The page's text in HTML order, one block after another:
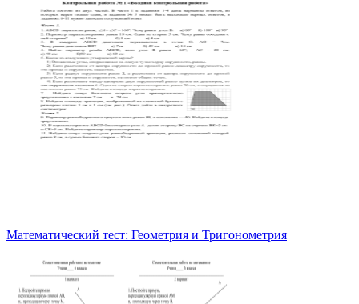
Математический тест: Геометрия и Тригонометрия